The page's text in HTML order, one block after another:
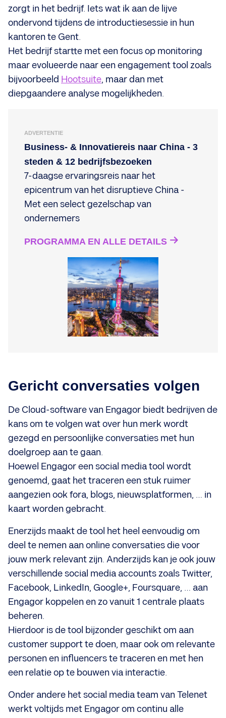
zorgt in het bedrijf. Iets wat ik aan de lijve
ondervond tijdens de introductiesessie in hun
kantoren te Gent.
Het bedrijf startte met een focus op monitoring
maar evolueerde naar een engagement tool zoals
bijvoorbeeld Hootsuite, maar dan met
diepgaandere analyse mogelijkheden.
ADVERTENTIE
Business- & Innovatiereis naar China - 3
steden & 12 bedrijfsbezoeken
7-daagse ervaringsreis naar het
epicentrum van het disruptieve China -
Met een select gezelschap van
ondernemers
PROGRAMMA EN ALLE DETAILS
Gericht conversaties volgen
De Cloud-software van Engagor biedt bedrijven de
kans om te volgen wat over hun merk wordt
gezegd en persoonlijke conversaties met hun
doelgroep aan te gaan.
Hoewel Engagor een social media tool wordt
genoemd, gaat het traceren een stuk ruimer
aangezien ook fora, blogs, nieuwsplatformen, … in
kaart worden gebracht.
Enerzijds maakt de tool het heel eenvoudig om
deel te nemen aan online conversaties die voor
jouw merk relevant zijn. Anderzijds kan je ook jouw
verschillende social media accounts zoals Twitter,
Facebook, LinkedIn, Google+, Foursquare, … aan
Engagor koppelen en zo vanuit 1 centrale plaats
beheren.
Hierdoor is de tool bijzonder geschikt om aan
customer support te doen, maar ook om relevante
personen en influencers te traceren en met hen
een relatie op te bouwen via interactie.
Onder andere het social media team van Telenet
werkt voltijds met Engagor om continu alle